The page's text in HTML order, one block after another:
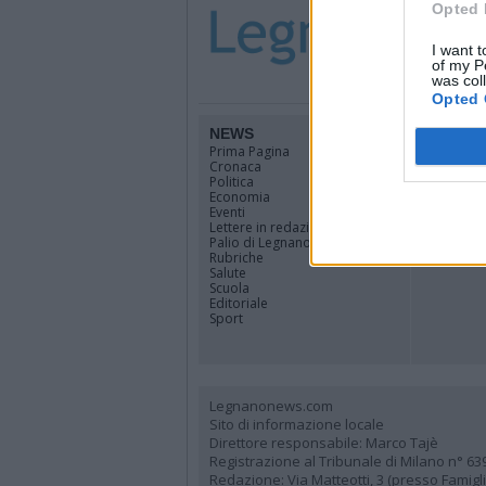
Opted
I want
of my
was
Opted
NEWS
Prima Pagina
Cronaca
Politica
Economia
Eventi
Lettere in redazione
Palio di Legnano
Rubriche
Salute
Scuola
Editoriale
Sport
Alto
Rhodense
Legnanonews.com
Sito di informazione locale
Direttore responsabile: Marco Tajè
Registrazione al Tribunale di Milano n°
Redazione: Via Matteotti, 3 (presso